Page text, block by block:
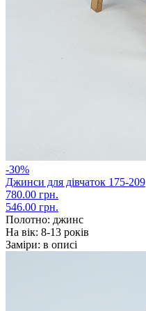
-30%
Джинси для дівчаток 175-209
780.00 грн.
546.00 грн.
Полотно: джинс
На вік: 8-13 років
Заміри: в описі